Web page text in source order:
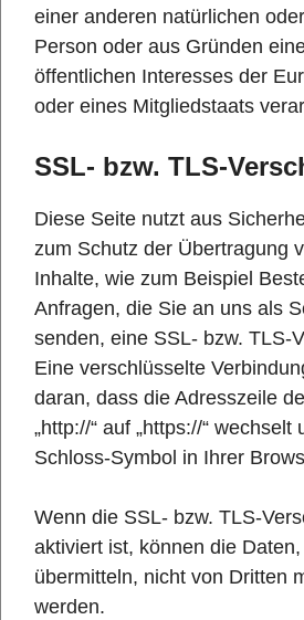
einer anderen natürlichen
Person oder aus Gründen
öffentlichen Interesses der
oder eines Mitgliedstaats
SSL- bzw. TLS-
Diese Seite nutzt aus
zum Schutz der Übertragung
Inhalte, wie zum Beispiel
Anfragen, die Sie an uns als
senden, eine SSL- bzw. TLS-
Eine verschlüsselte
daran, dass die Adresszeile
„http://“ auf „https://“ wechselt
Schloss-Symbol in Ihrer
Wenn die SSL- bzw. TLS-
aktiviert ist, können die
übermitteln, nicht von Dritten
werden.